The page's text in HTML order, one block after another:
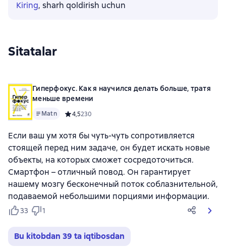
Kiring, sharh qoldirish uchun
Sitatalar
Гиперфокус. Как я научился делать больше, тратя
меньше времени
Matn Средний рейтинг 4,5 на основе 230 оценок
4,5230
Если ваш ум хотя бы чуть-чуть сопротивляется
стоящей перед ним задаче, он будет искать новые
объекты, на которых сможет сосредоточиться.
Смартфон – отличный повод. Он гарантирует
нашему мозгу бесконечный поток соблазнительной,
подаваемой небольшими порциями информации.
33 1
Bu kitobdan 39 ta iqtibosdan